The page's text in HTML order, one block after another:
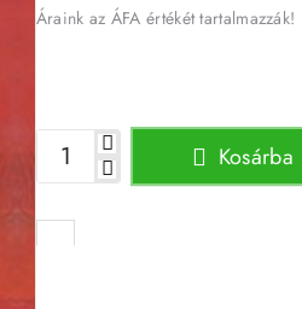
Áraink az ÁFA értékét tartalmazzák!
Kosárba